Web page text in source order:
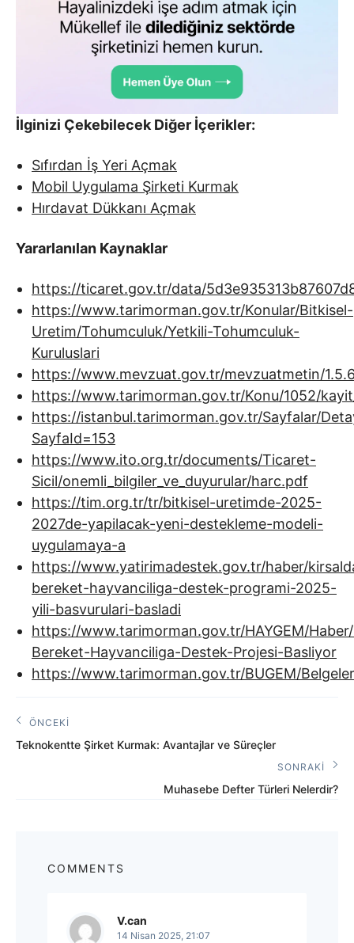
İlginizi Çekebilecek Diğer İçerikler:
Sıfırdan İş Yeri Açmak
Mobil Uygulama Şirketi Kurmak
Hırdavat Dükkanı Açmak
Yararlanılan Kaynaklar
https://ticaret.gov.tr/data/
https://www.tarimorman.gov.tr/Konular/Bitkisel-
Uretim/Tohumculuk/Yetkili-Tohumculuk-
Kuruluslari
https://www.mevzuat.gov.tr/mevzuatmetin/
https://www.tarimorman.gov.tr/Konu/1052/
https://istanbul.tarimorman.gov.tr/Sayfalar/
SayfaId=153
https://www.ito.org.tr/documents/Ticaret-
Sicil/onemli_bilgiler_ve_duyurular/harc.pdf
https://tim.org.tr/tr/bitkisel-uretimde-2025-
2027de-yapilacak-yeni-destekleme-modeli-
uygulamaya-a
https://www.yatirimadestek.gov.tr/haber/
bereket-hayvanciliga-destek-programi-2025-
yili-basvurulari-basladi
https://www.tarimorman.gov.tr/HAYGEM/
Bereket-Hayvanciliga-Destek-Projesi-Basliyor
https://www.tarimorman.gov.tr/BUGEM/
Yazı
gezinmesi
ÖNCEKI
Önceki
Teknokentte Şirket Kurmak: Avantajlar ve Süreçler
SONRAKI
Sonraki
Muhasebe Defter Türleri Nelerdir?
COMMENTS
V.can
14 Nisan 2025, 21:07